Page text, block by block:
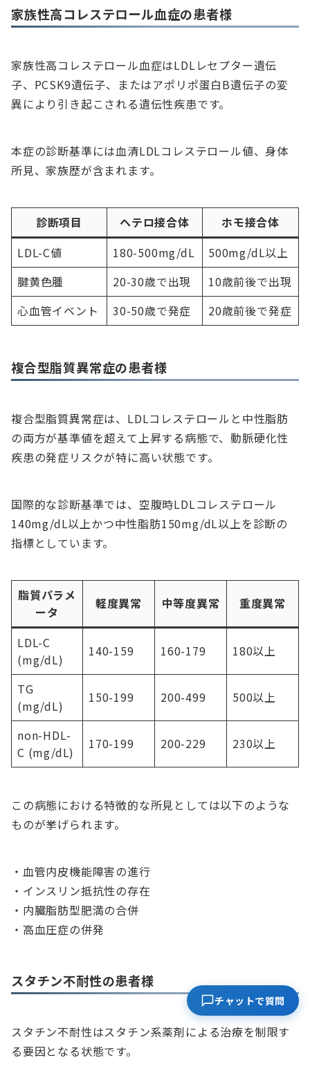
家族性高コレステロール血症の患者様
家族性高コレステロール血症はLDLレセプター遺伝
子、PCSK9遺伝子、またはアポリポ蛋白B遺伝子の変
異により引き起こされる遺伝性疾患です。
本症の診断基準には血清LDLコレステロール値、身体
所見、家族歴が含まれます。
診断項目 ヘテロ接合体
ホモ接合体
LDL-C値
180-500mg/dL
500mg/dL以上
腱黄色腫
20-30歳で出現
10歳前後で出現
心血管イベント
30-50歳で発症 20歳前後で発症
複合型脂質異常症の患者様
複合型脂質異常症は、LDLコレステロールと中性脂肪
の両方が基準値を超えて上昇する病態で、動脈硬化性
疾患の発症リスクが特に高い状態です。
国際的な診断基準では、空腹時LDLコレステロール
140mg/dL以上かつ中性脂肪150mg/dL以上を診断の
指標としています。
脂質パラメ
ータ
軽度異常 中等度異常 重度異常
LDL-C
(mg/dL)
140-159 160-179 180以上
TG
(mg/dL)
150-199 200-499 500以上
non-HDL-
C (mg/dL)
170-199 200-229 230以上
この病態における特徴的な所見としては以下のような
ものが挙げられます。
・血管内皮機能障害の進行
・インスリン抵抗性の存在
・内臓脂肪型肥満の合併
・高血圧症の併発
スタチン不耐性の患者様
スタチン不耐性はスタチン系薬剤による治療を制限す
る要因となる状態です。
チャットで質問